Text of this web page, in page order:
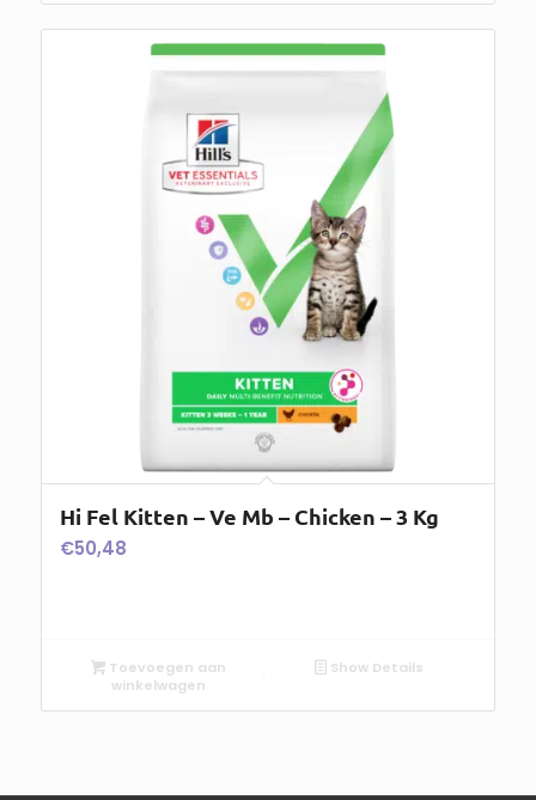
Hi Fel Kitten – Ve Mb – Chicken – 3 Kg
€50,48
Toevoegen aan
winkelwagen
Show Details